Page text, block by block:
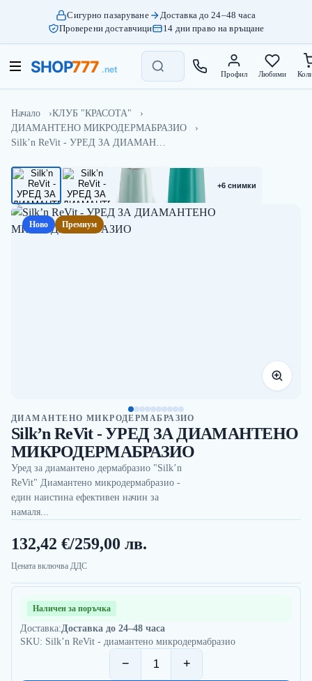
Сигурно пазаруване
Доставка до 24–48 часа
Проверени доставчици
14 дни право на връщане
Профил Любими
Начало
КЛУБ "КРАСОТА"
ДИАМАНТЕНО МИКРОДЕРМАБРАЗИО
Silk’n ReVit - УРЕД ЗА ДИАМАН…
+6 снимки
Ново Премиум
ДИАМАНТЕНО МИКРОДЕРМАБРАЗИО
Silk’n ReVit - УРЕД ЗА ДИАМАНТЕНО
МИКРОДЕРМАБРАЗИО
Уред за диамантено дермабразио "Silk’n
ReVit" Диамантено микродермабразио -
един наистина ефективен начин за
намаля...
132,42 €/259,00 лв.
Цената включва ДДС
Наличен за поръчка
Доставка:Доставка до 24–48 часа
SKU: Silk’n ReVit - диамантено микродермабразио
− +